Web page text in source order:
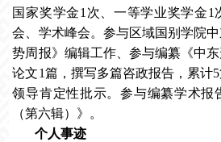
国家奖学金1次、一等学业奖学金1
会、学术峰会。参与区域国别学院
势周报》编辑工作、参与编纂《中
论文1篇，撰写多篇咨政报告，累计
领导肯定性批示。参与编纂学术报
（第六辑）》。
个人事迹